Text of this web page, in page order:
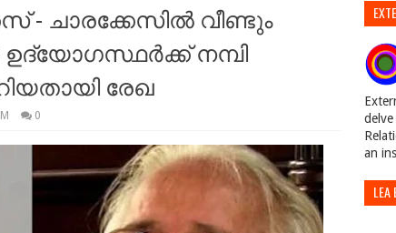
ചാരക്കേസില്‍ വീണ്ടും
നമ്പി
രേഖ
0
an
LEA